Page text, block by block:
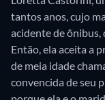
tantos anos, cujo
acidente de ônibus,
Então, ela aceita a
de meia idade
convencida de seu